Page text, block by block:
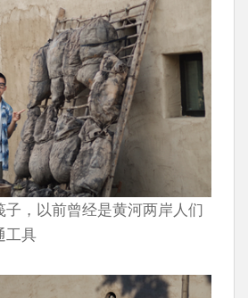
子，以前曾经是黄河两岸人们
工具